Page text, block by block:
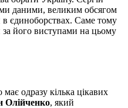
даними, великим обсягом
в єдиноборствах. Саме тому
за його виступами на цьому
одразу кілька цікавих
Олійченко, який